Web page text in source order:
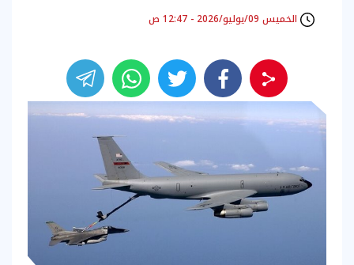
الخميس 09/يوليو/2026 - 12:47 ص